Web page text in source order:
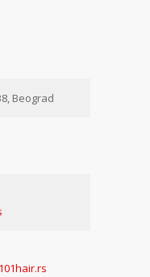
Beograd